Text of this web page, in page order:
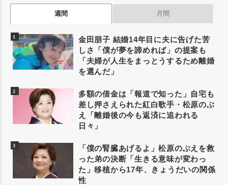
週間 月間
金田朋子 結婚14年目に夫に告げた苦
しさ「僕が夢を諦めれば」の提案も
「夫婦が人生をまっとうするため離婚
を選んだ」
多額の借金は「報道で知った」自宅も
差し押さえられた紅白歌手・松原のぶ
え「離婚後の今も返済に追われる
日々」
「僕の腎臓あげるよ」松原のぶえを救
った弟の決断「生きる意味が変わっ
た」移植から17年、きょうだいの関係
性